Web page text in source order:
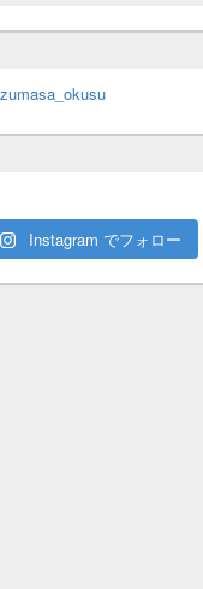
Instagram でフォロー